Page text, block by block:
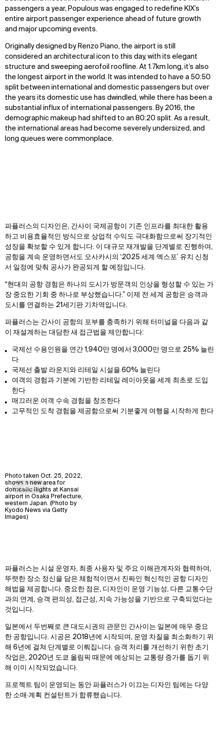
passengers a year, Populous was engaged to redefine KIX’s
entire airport passenger experience ahead of future growth
and major upcoming events.
Originally designed by Renzo Piano, the airport is still
considered an architectural icon to this day, with its elegant
structure and sweeping aerofoil roofline. At 1.7km long, it’s also
the longest airport in the world. It was intended to have a 50:50
split between international and domestic passengers but over
the years its domestic use has dwindled, while there has been a
substantial influx of international passengers. By 2016, the
demographic makeup had shifted to an 80:20 split. As a result,
the international areas had become severely undersized, and
long queues were commonplace.
파퓰러스의 디자인은, 간사이 국제공항이 기존 인프라를 최대한 활용
하고 비용효율적인 방식으로 상업적 수익도 극대화함으로써 장기적인
성장을 확보할 수 있게 합니다. 이 대규모 재개발을 단계별로 진행하여,
공항을 계속 운영하면서도 오사카시의 ‘2025 세계 엑스포’ 유치 신청
서 일정에 맞춰 공사가 완공되게 할 예정입니다.
“현대의 공항 경험은 하나의 도시가 방문객의 인상을 형성할 수 있는 가
장 중요한 기회 중 하나로 부상했습니다.” 이제 전 세계 공항은 승객과
도시를 연결하는 21세기판 기차역입니다.
파퓰러스는 간사이 공항의 포부를 충족하기 위해 터미널을 다음과 같
이 재설계하는 대담한 새 접근법을 제안합니다:
국제선 수용인원을 연간 1,940만 명에서 3,000만 명으로 25% 늘린
다
국제선 출발 라운지와 리테일 시설을 60% 늘린다
여객의 경험과 기분에 기반한 리테일 레이아웃을 세계 최초로 도입
한다
매끄러운 여객 수속 경험을 창조한다
고무적인 도착 경험을 제공함으로써 기분좋게 여행을 시작하게 한다
Zoom
Photo taken Oct. 25, 2022,
shows a new area for
domestic flights at Kansai
airport in Osaka Prefecture,
western Japan. (Photo by
Kyodo News via Getty
Images)
파퓰러스는 시설 운영자, 최종 사용자 및 주요 이해관계자와 협력하여,
뚜렷한 장소 정신을 담은 체험적이면서 진짜인 혁신적인 공항 디자인
해법을 제공합니다. 중요한 점은, 디자인이 운영 기능성, 다른 교통수단
과의 연계, 승객 편의성, 접근성, 지속 가능성을 기반으로 구축되었다는
것입니다.
일본에서 두번째로 큰 대도시권의 관문인 간사이는 일본에 매우 중요
한 공항입니다. 시공은 2018년에 시작되며, 운영 차질을 최소화하기 위
해 6년에 걸쳐 단계별로 이뤄집니다. 승객 처리를 개선하기 위한 초기
작업은, 2020년 도쿄 올림픽 때문에 예상되는 교통량 증가를 돕기 위
해 이미 시작되었습니다.
프로젝트 팀이 운영되는 동안 파퓰러스가 이끄는 디자인 팀에는 다양
한 소매·계획 컨설턴트가 합류했습니다.